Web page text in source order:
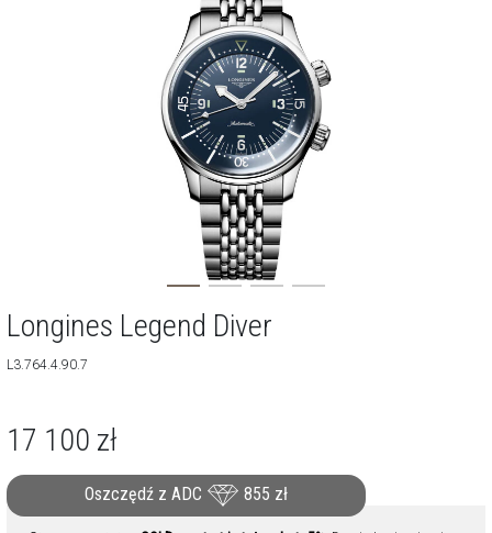
Longines Legend Diver
L3.764.4.90.7
17 100 zł
Oszczędź z ADC 855 zł